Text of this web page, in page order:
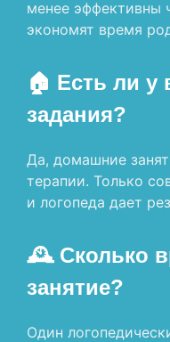
менее
экономят время
🏠 Есть ли у
задания?
Да, домашние
терапии. Только
и логопеда дает
🕰 Сколько
занятие?
Один